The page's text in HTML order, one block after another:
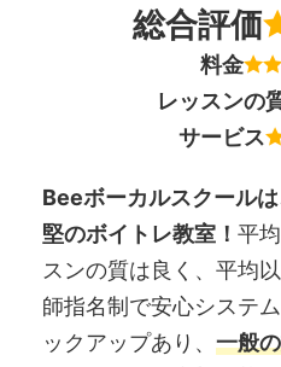
総合評価
料金
レッスンの
サービス
Beeボーカルスクール
堅のボイトレ教室！ 平
スンの質は良く、平均
師指名制で安心システ
ックアップあり、 一般